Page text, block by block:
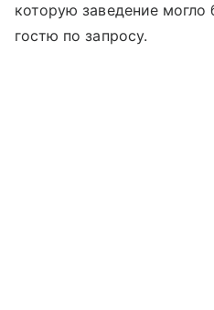
которую заведение могло
гостю по запросу.